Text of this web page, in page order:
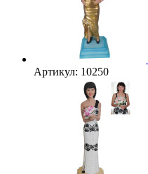
Артикул: 10250